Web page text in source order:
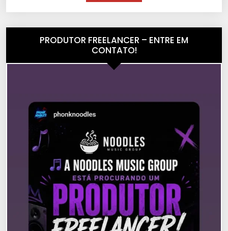
PRODUTOR FREELANCER – ENTRE EM
CONTATO!